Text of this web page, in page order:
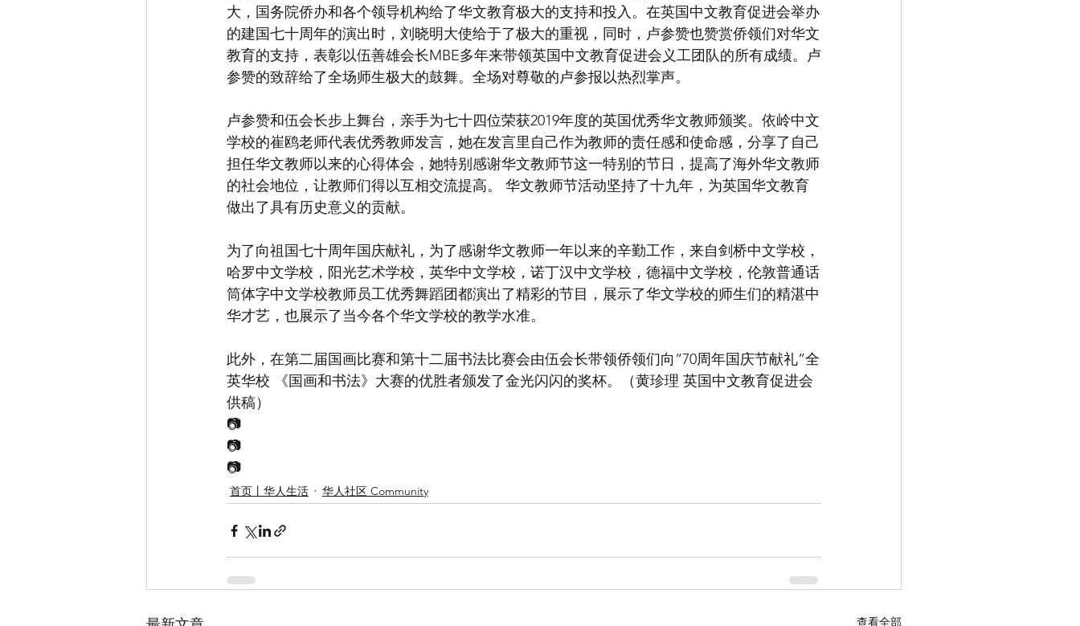
大，国务院侨办和各个领导机构给了华文教育极大的支持和投入。在英国中文教育促进会举办
的建国七十周年的演出时，刘晓明大使给于了极大的重视，同时，卢参赞也赞赏侨领们对华文
教育的支持，表彰以伍善雄会长MBE多年来带领英国中文教育促进会义工团队的所有成绩。卢
参赞的致辞给了全场师生极大的鼓舞。全场对尊敬的卢参报以热烈掌声。
卢参赞和伍会长步上舞台，亲手为七十四位荣获2019年度的英国优秀华文教师颁奖。依岭中文
学校的崔鸥老师代表优秀教师发言，她在发言里自己作为教师的责任感和使命感，分享了自己
担任华文教师以来的心得体会，她特别感谢华文教师节这一特别的节日，提高了海外华文教师
的社会地位，让教师们得以互相交流提高。 华文教师节活动坚持了十九年，为英国华文教育
做出了具有历史意义的贡献。
为了向祖国七十周年国庆献礼，为了感谢华文教师一年以来的辛勤工作，来自剑桥中文学校，
哈罗中文学校，阳光艺术学校，英华中文学校，诺丁汉中文学校，德福中文学校，伦敦普通话
筒体字中文学校教师员工优秀舞蹈团都演出了精彩的节目，展示了华文学校的师生们的精湛中
华才艺，也展示了当今各个华文学校的教学水准。
此外，在第二届国画比赛和第十二届书法比赛会由伍会长带领侨领们向“70周年国庆节献礼”全
英华校 《国画和书法》大赛的优胜者颁发了金光闪闪的奖杯。（黄珍理 英国中文教育促进会
供稿）
📷
📷
📷
首页丨华人生活 华人社区 Community
查看全部